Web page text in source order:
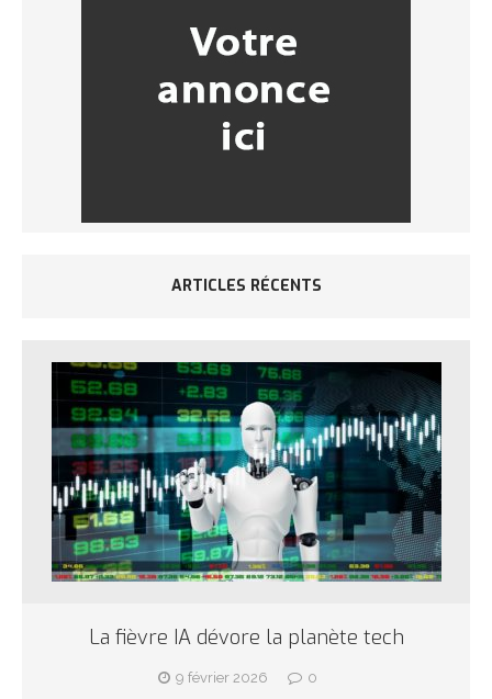
ARTICLES RÉCENTS
La fièvre IA dévore la planète tech
9 février 2026 0